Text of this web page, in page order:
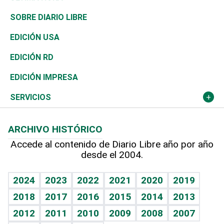
José Boquete
Reportajes
Asia
África
Ocenanía
Caribe
Resto del mundo
Consumo
Vivienda
Telecom.
Global y variable
Economía personal
Belleza
Buena Vida
Sociales
Novedades
Podcast Arte Libre
Hablando con el pediatra
Vida y familia
Eñe
Celebrando la vida
Golf
Ciclismo
Tenis
Olimpismo
Más deportes
Línea de hit
TBT Deportivo
De buena tinta
En Directo
El Espía
Noticiero Poteleche
Columnistas
Más firmas
Clima
Tecnología
Historia
Martes de tecnología
Cambio climático
Mundo
Economía
Revista
Deportes
Opinión
Hecho en casa
Guía del dinero
SOBRE DIARIO LIBRE
EDICIÓN USA
EDICIÓN RD
EDICIÓN IMPRESA
SERVICIOS
Cumpleaños
Horóscopos
Crucigramas
ARCHIVO HISTÓRICO
Accede al contenido de Diario Libre año por año
desde el 2004.
2024 2023 2022 2021 2020
2019
2018
2017 2016 2015 2014
2013
2012
2011 2010 2009 2008
2007